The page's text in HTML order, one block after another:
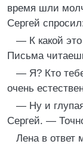
время шли
Сергей
— К какой
Письма
— Я? Кто
очень
— Ну и
Сергей. —
Лена в ответ